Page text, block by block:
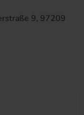
9, 97209